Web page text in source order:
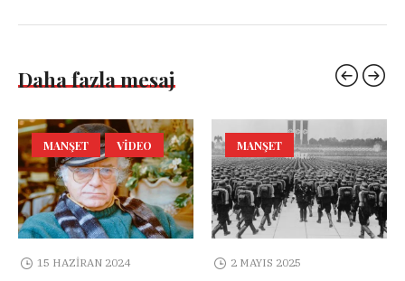
Daha fazla mesaj
MANŞET VIDEO
15 HAZIRAN 2024
MANŞET
2 MAYIS 2025